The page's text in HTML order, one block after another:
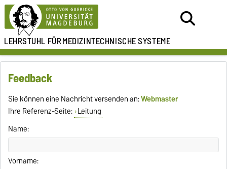
LEHRSTUHL FÜRMEDIZINTECHNISCHE SYSTEME
Feedback
Sie können eine Nachricht versenden an:Webmaster
Ihre Referenz-Seite: Leitung
Name:
Vorname: